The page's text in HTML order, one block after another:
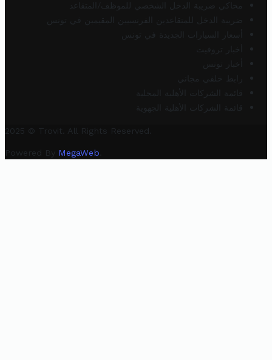
محاكي ضريبة الدخل الشخصي للموظف/المتقاعد
ضريبة الدخل للمتقاعدين الفرنسيين المقيمين في تونس
أسعار السيارات الجديدة في تونس
أخبار تروفيت
أخبار تونس
رابط خلفي مجاني
قائمة الشركات الأهلية المحلية
قائمة الشركات الأهلية الجهوية
2025 © Trovit. All Rights Reserved.
Powered By MegaWeb